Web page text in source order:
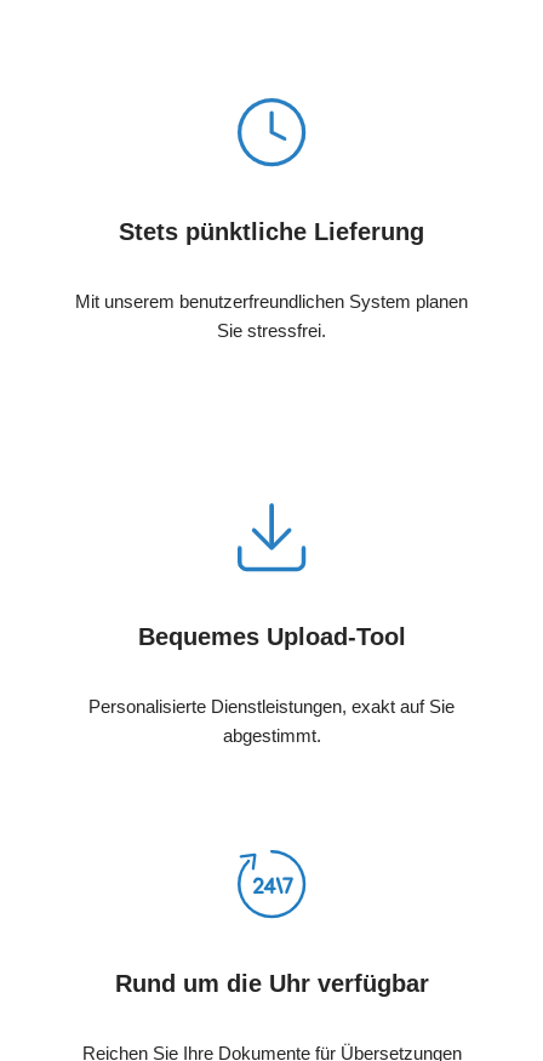
Stets pünktliche Lieferung
Mit unserem benutzerfreundlichen System planen
Sie stressfrei.
Bequemes Upload-Tool
Personalisierte Dienstleistungen, exakt auf Sie
abgestimmt.
Rund um die Uhr verfügbar
Reichen Sie Ihre Dokumente für Übersetzungen